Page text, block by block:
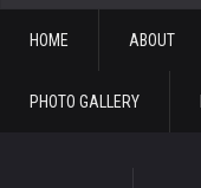
HOME ABOUT
PHOTO GALLERY